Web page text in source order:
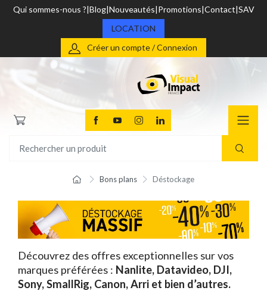
Qui sommes-nous ? Blog Nouveautés Promotions Contact SAV
LOCATION
Créer un compte / Connexion
Bons plans Déstockage
Découvrez des offres exceptionnelles sur vos
marques préférées : Nanlite, Datavideo, DJI,
Sony, SmallRig, Canon, Arri et bien d’autres.